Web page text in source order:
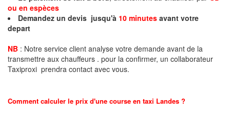
ou en espèces
Demandez un devis jusqu'à 10 minutes avant votre
depart
NB : Notre service client analyse votre demande avant de la
transmettre aux chauffeurs . pour la confirmer, un collaborateur
Taxiproxi prendra contact avec vous.
Comment calculer le prix d'une course en taxi Landes ?